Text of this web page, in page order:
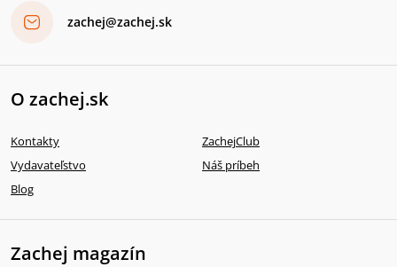
zachej@zachej.sk
O zachej.sk
Kontakty
ZachejClub
Vydavateľstvo
Náš príbeh
Blog
Zachej magazín